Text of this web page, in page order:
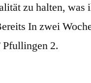
zu halten, was
In zwei
Pfullingen 2.